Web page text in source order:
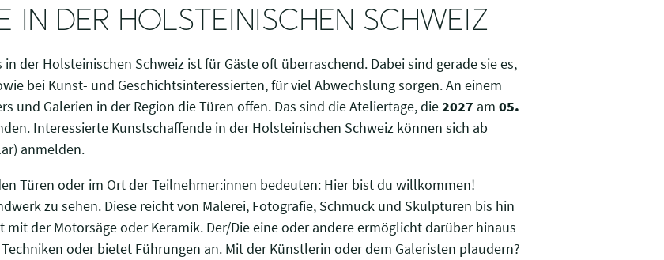
IN DER HOLSTEINISCHEN SCHWEIZ
der Holsteinischen Schweiz ist für Gäste oft überraschend. Dabei sind gerade sie es,
bei Kunst- und Geschichtsinteressierten, für viel Abwechslung sorgen. An einem
und Galerien in der Region die Türen offen. Das sind die Ateliertage, die2027 am 05.
Interessierte Kunstschaffende in der Holsteinischen Schweiz können sich ab
anmelden.
Türen oder im Ort der Teilnehmer:innen bedeuten: Hier bist du willkommen!
zu sehen. Diese reicht von Malerei, Fotografie, Schmuck und Skulpturen bis hin
der Motorsäge oder Keramik. Der/Die eine oder andere ermöglicht darüber hinaus
oder bietet Führungen an. Mit der Künstlerin oder dem Galeristen plaudern?